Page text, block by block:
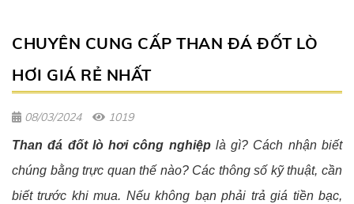
CHUYÊN CUNG CẤP THAN ĐÁ ĐỐT LÒ
HƠI GIÁ RẺ NHẤT
08/03/2024 1019
Than đá đốt lò hơi công nghiệplà gì? Cách nhận biết
chúng bằng trực quan thế nào? Các thông số kỹ thuật, cần
biết trước khi mua. Nếu không bạn phải trả giá tiền bạc,